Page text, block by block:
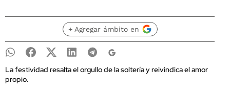
+ Agregar ámbito en
La festividad resalta el orgullo de la soltería y reivindica el amor
propio.